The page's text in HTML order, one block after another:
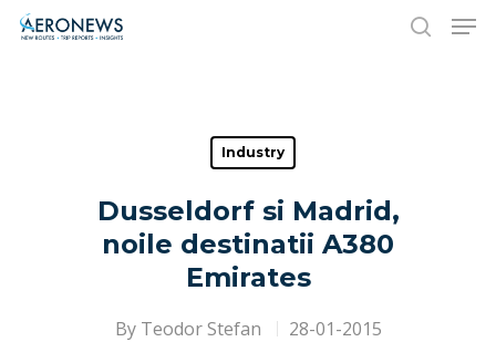
Hit enter to search or ESC to close
Industry
Dusseldorf si Madrid,
noile destinatii A380
Emirates
By Teodor Stefan 28-01-2015